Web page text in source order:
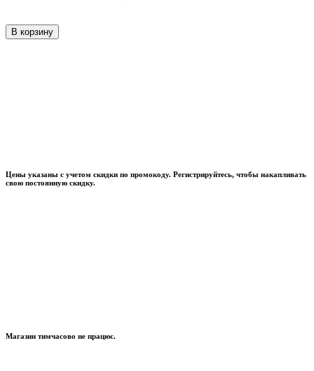
В корзину
Цены указаны с учетом скидки по промокоду. Регистрируйтесь, чтобы накапливать
свою постоянную скидку.
Магазин тимчасово не працює.